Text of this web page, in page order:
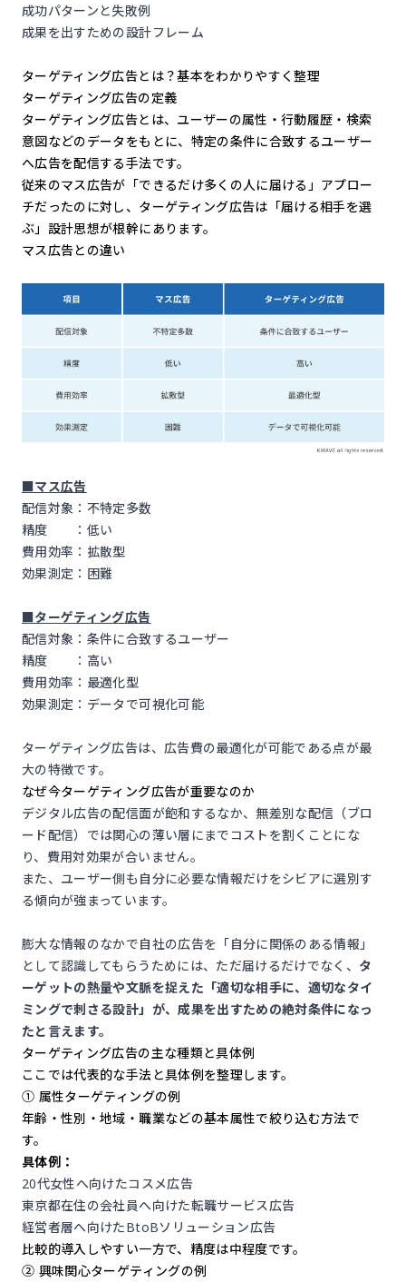
成功パターンと失敗例
成果を出すための設計フレーム
ターゲティング広告とは？基本をわかりやすく整理
ターゲティング広告の定義
ターゲティング広告とは、ユーザーの属性・行動履歴・検索
意図などのデータをもとに、特定の条件に合致するユーザー
へ広告を配信する手法です。
従来のマス広告が「できるだけ多くの人に届ける」アプロー
チだったのに対し、ターゲティング広告は「届ける相手を選
ぶ」設計思想が根幹にあります。
マス広告との違い
■マス広告
配信対象：不特定多数
精度 ：低い
費用効率：拡散型
効果測定：困難
■ターゲティング広告
配信対象：条件に合致するユーザー
精度 ：高い
費用効率：最適化型
効果測定：データで可視化可能
ターゲティング広告は、広告費の最適化が可能である点が最
大の特徴です。
なぜ今ターゲティング広告が重要なのか
デジタル広告の配信面が飽和するなか、無差別な配信（ブロ
ード配信）では関心の薄い層にまでコストを割くことにな
り、費用対効果が合いません。
また、ユーザー側も自分に必要な情報だけをシビアに選別す
る傾向が強まっています。
膨大な情報のなかで自社の広告を「自分に関係のある情報」
として認識してもらうためには、ただ届けるだけでなく、 タ
ーゲットの熱量や文脈を捉えた「適切な相手に、適切なタイ
ミングで刺さる設計」が、成果を出すための絶対条件になっ
たと言えます。
ターゲティング広告の主な種類と具体例
ここでは代表的な手法と具体例を整理します。
① 属性ターゲティングの例
年齢・性別・地域・職業などの基本属性で絞り込む方法で
す。
具体例：
20代女性へ向けたコスメ広告
東京都在住の会社員へ向けた転職サービス広告
経営者層へ向けたBtoBソリューション広告
比較的導入しやすい一方で、精度は中程度です。
② 興味関心ターゲティングの例